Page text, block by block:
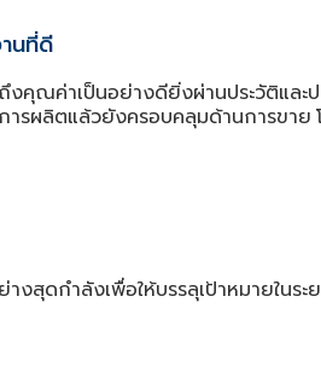
นที่ดี
คุณค่าเป็นอย่างดียิ่งผ่านประวัติแล
ารผลิตแล้วยังครอบคลุมด้านการขาย
สุดกําลังเพื่อให้บรรลุเป้าหมายในระ